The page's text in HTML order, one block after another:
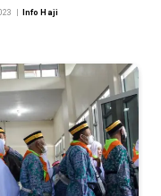
Info Haji